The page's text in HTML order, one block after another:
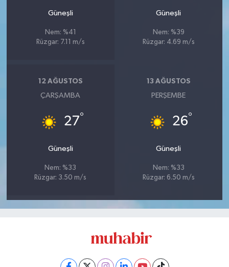
Güneşli
Nem: %41
Rüzgar: 7.11 m/s
Güneşli
Nem: %39
Rüzgar: 4.69 m/s
12 AĞUSTOS
ÇARŞAMBA
27°
Güneşli
Nem: %33
Rüzgar: 3.50 m/s
13 AĞUSTOS
PERŞEMBE
26°
Güneşli
Nem: %33
Rüzgar: 6.50 m/s